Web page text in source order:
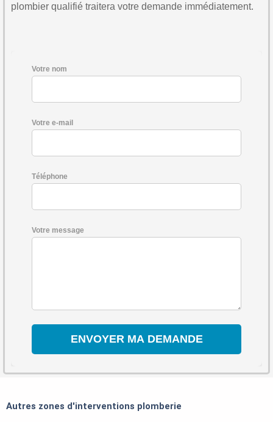
plombier qualifié traitera votre demande immédiatement.
Votre nom
Votre e-mail
Téléphone
Votre message
Autres zones d'interventions plomberie